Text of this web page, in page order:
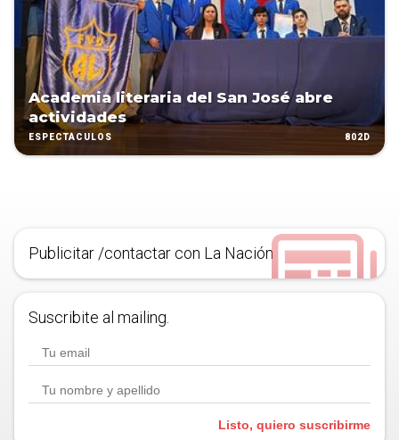
Academia literaria del San José abre
actividades
ESPECTÁCULOS 802D
Publicitar /contactar con La Nación
Suscribite al mailing.
Listo, quiero suscribirme